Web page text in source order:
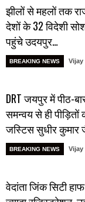
झीलों से महलों तक
देशों के 32 विदेशी
पहुंचे उदयपुर…
BREAKING NEWS Vijay
DRT जयपुर में पीठ-
समन्वय से ही पीड़ितों
जस्टिस सुधीर कुमार
BREAKING NEWS Vijay
वेदांता जिंक सिटी